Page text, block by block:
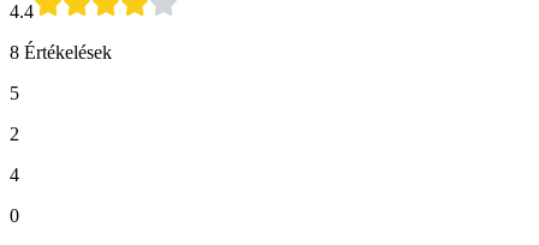
4.4
8 Értékelések
5
2
4
0